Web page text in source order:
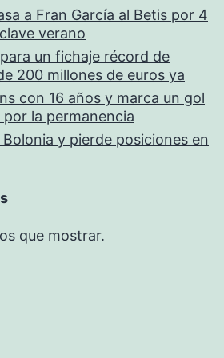
a Fran García al Betis por 4
verano
un fichaje récord de
200 millones de euros ya
con 16 años y marca un gol
la permanencia
y pierde posiciones en
que mostrar.